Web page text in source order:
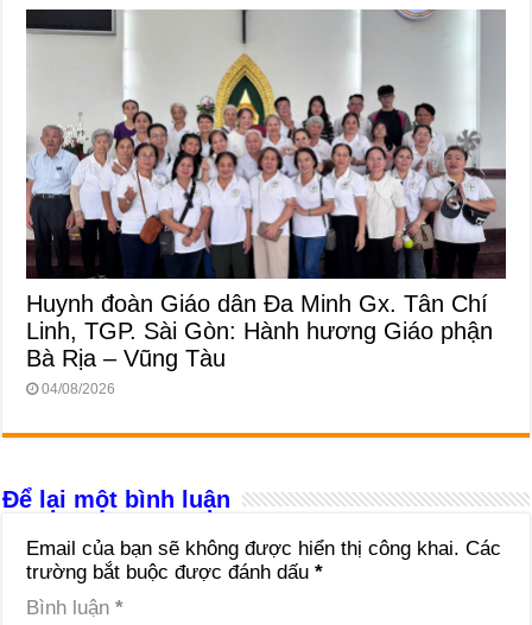
Huynh đoàn Giáo dân Đa Minh Gx. Tân Chí
Linh, TGP. Sài Gòn: Hành hương Giáo phận
Bà Rịa – Vũng Tàu
04/08/2026
Để lại một bình luận
Email của bạn sẽ không được hiển thị công khai. Các
trường bắt buộc được đánh dấu*
Bình luận*